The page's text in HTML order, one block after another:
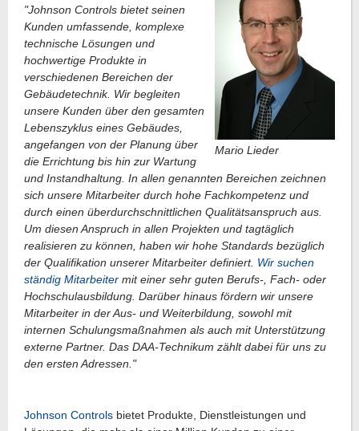
Mario Lieder
"Johnson Controls bietet seinen
Kunden umfassende, komplexe
technische Lösungen und
hochwertige Produkte in
verschiedenen Bereichen der
Gebäudetechnik. Wir begleiten
unsere Kunden über den gesamten
Lebenszyklus eines Gebäudes,
angefangen von der Planung über
die Errichtung bis hin zur Wartung
und Instandhaltung. In allen genannten Bereichen zeichnen
sich unsere Mitarbeiter durch hohe Fachkompetenz und
durch einen überdurchschnittlichen Qualitätsanspruch aus.
Um diesen Anspruch in allen Projekten und tagtäglich
realisieren zu können, haben wir hohe Standards bezüglich
der Qualifikation unserer Mitarbeiter definiert. Wir suchen
ständig Mitarbeiter mit einer sehr guten Berufs-, Fach- oder
Hochschulausbildung. Darüber hinaus fördern wir unsere
Mitarbeiter in der Aus- und Weiterbildung, sowohl mit
internen Schulungsmaßnahmen als auch mit Unterstützung
externe Partner. Das DAA-Technikum zählt dabei für uns zu
den ersten Adressen."
Johnson Controls bietet Produkte, Dienstleistungen und